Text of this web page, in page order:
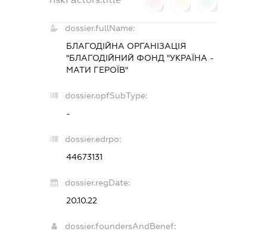
dossier.fullName:
БЛАГОДІЙНА ОРГАНІЗАЦІЯ
"БЛАГОДІЙНИЙ ФОНД "УКРАЇНА -
МАТИ ГЕРОЇВ"
dossier.opfSubType:
-
dossier.edrpo:
44673131
dossier.regDate:
20.10.22
dossier.foundersAndBenef: